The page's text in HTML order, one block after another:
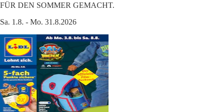
FÜR DEN SOMMER GEMACHT.
Sa. 1.8. - Mo. 31.8.2026